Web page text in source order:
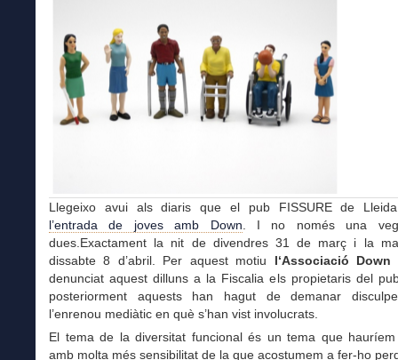
Llegeixo avui als diarisqueel pub FISSUREde Lleida
l’entrada de joves amb Down
I no només una
dues. Exactament la nit de divendres 31 de març i la
dissabte 8 d’abril. Per aquest motiu l‘Associació Down
denunciat aquest dilluns a la Fiscalia els propietaris del
posteriorment aquests han hagut de demanar
l’enrenou mediàtic en què s’han vist involucrats
El tema de la diversitat funcional és un tema que
amb molta més sensibilitat de la que acostumem a fer-ho